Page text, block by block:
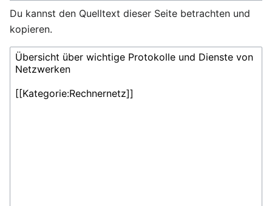
Du kannst den Quelltext dieser Seite betrachten und
kopieren.